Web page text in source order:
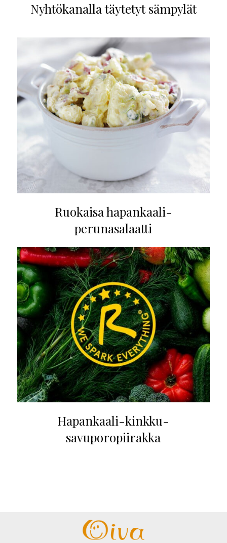
Nyhtökanalla täytetyt sämpylät
Ruokaisa hapankaali-
perunasalaatti
Hapankaali-kinkku-
savuporopiirakka